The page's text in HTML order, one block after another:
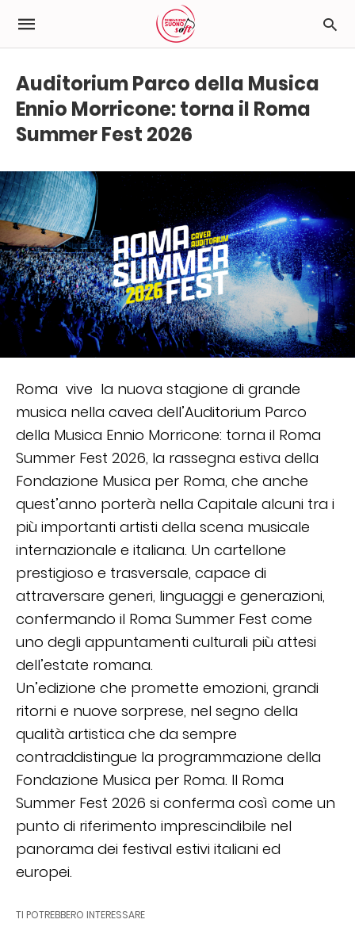
Auditorium Parco della Musica
Ennio Morricone: torna il Roma
Summer Fest 2026
Roma vive la nuova stagione di grande
musica nella cavea dell’Auditorium Parco
della Musica Ennio Morricone: torna il Roma
Summer Fest 2026, la rassegna estiva della
Fondazione Musica per Roma, che anche
quest’anno porterà nella Capitale alcuni tra i
più importanti artisti della scena musicale
internazionale e italiana. Un cartellone
prestigioso e trasversale, capace di
attraversare generi, linguaggi e generazioni,
confermando il Roma Summer Fest come
uno degli appuntamenti culturali più attesi
dell’estate romana.
Un’edizione che promette emozioni, grandi
ritorni e nuove sorprese, nel segno della
qualità artistica che da sempre
contraddistingue la programmazione della
Fondazione Musica per Roma. Il Roma
Summer Fest 2026 si conferma così come un
punto di riferimento imprescindibile nel
panorama dei festival estivi italiani ed
europei.
TI POTREBBERO INTERESSARE